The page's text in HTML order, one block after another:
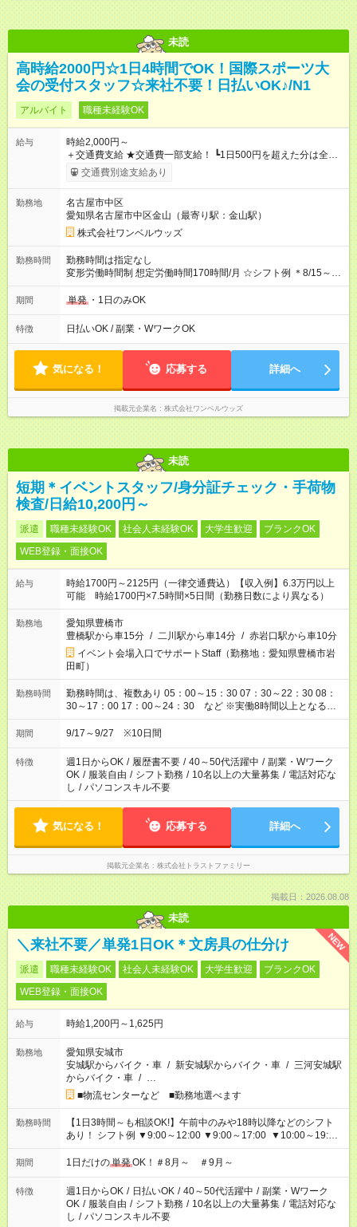
未読
高時給2000円☆1日4時間でOK！国際スポーツ大
会の受付スタッフ☆来社不要！日払いOK♪/N1
アルバイト 職種未経験OK
給与
時給2,000円～
＋交通費支給 ★交通費一部支給！ ┗1日500円を超えた分は全額
支給！ ※往復500円以内の方は自己負担となります ★日払い
OK！（規定あり） ┗働いたその日に現金GET♪ お仕事後はコン
期間なし
交通費別途支給あり
勤務地
名古屋市中区
愛知県名古屋市中区金山（最寄り駅：金山駅）
株式会社ワンベルウッズ
勤務時間
勤務時間は指定なし
変形労働時間制 想定労働時間170時間/月 ☆シフト例 ＊8/15～
10/26 全日共通 08：00～12：00 17：00～21：00 ＊8/31
～9/19のみ下記シフトもあります！ 12：00～16：00 ＊9/6～
00
期間 単発 ・1日のみOK
特徴 日払いOK / 副業・WワークOK
気になる！ 応募する 詳細へ
掲載元企業名 株式会社ワンベルウッズ
未読
短期＊イベントスタッフ/身分証チェック・手荷物
検査/日給10,200円～
派遣 職種未経験OK 社会人未経験OK 大学生歓迎
ブランクOK
WEB登録・面接OK
給与
時給1700円～2125円（一律交通費込）【収入例】6.3万円以上
可能 時給1700円×7.5時間×5日間（勤務日数により異なる）
勤務地
愛知県豊橋市
豊橋駅から車15分 / 二川駅から車14分 / 赤岩口駅から車10分
イベント会場入口でサポートStaff（勤務地：愛知県豊橋市岩
田町）
勤務時間
勤務時間は、複数あり 05：00～15：30 07：30～22：30 08：
30～17：00 17：00～24：30 など ※実働8時間以上となる勤
務もあります。 【休憩】60分+他休憩あり 交替で取得します。
安全面に配慮しこまめな休憩があります。
期間 9/17～9/27 ※10日間
特徴 週1日からOK / 履歴書不要 / 40～50代活躍中 / 副業・Wワーク
OK / 服装自由 / シフト勤務 / 10名以上の大量募集 / 電話対応な
し / パソコンスキル不要
気になる！ 応募する 詳細へ
掲載元企業名 株式会社トラストファミリー
掲載日：2026.08.08
未読
NEW
＼来社不要／単発1日OK＊文房具の仕分け
派遣 職種未経験OK 社会人未経験OK 大学生歓迎
ブランクOK
WEB登録・面接OK
給与 時給1,200円～1,625円
勤務地
愛知県安城市
安城駅からバイク・車 / 新安城駅からバイク・車 / 三河安城駅
からバイク・車 / …
■物流センターなど ■勤務地選べます
勤務時間
【1日3時間～も相談OK!】午前中のみや18時以降などのシフト
あり！ シフト例 ▼9:00～12:00 ▼9:00～17:00 ▼10:00～19:00
▼18:00～21:00
期間 1日だけの単発OK！＃8月～ ＃9月～
特徴 週1日からOK / 日払いOK / 40～50代活躍中 / 副業・Wワーク
OK / 服装自由 / シフト勤務 / 10名以上の大量募集 / 電話対応な
し / パソコンスキル不要